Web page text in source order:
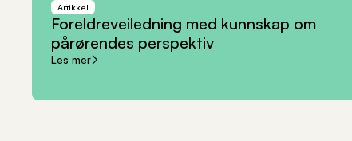
Artikkel
Foreldreveiledning med kunnskap om
pårørendes perspektiv
Les mer